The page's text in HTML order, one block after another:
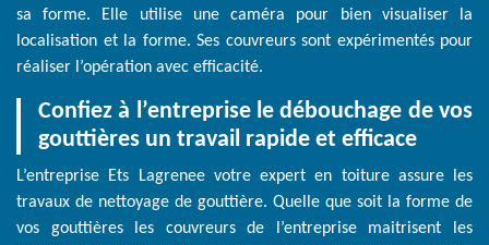
sa forme. Elle utilise une caméra pour bien visualiser la
localisation et la forme. Ses couvreurs sont expérimentés pour
réaliser l’opération avec efficacité.
Confiez à l’entreprise le débouchage de vos
gouttières un travail rapide et efficace
L’entreprise Ets Lagrenee votre expert en toiture assure les
travaux de nettoyage de gouttière. Quelle que soit la forme de
vos gouttières les couvreurs de l’entreprise maitrisent les